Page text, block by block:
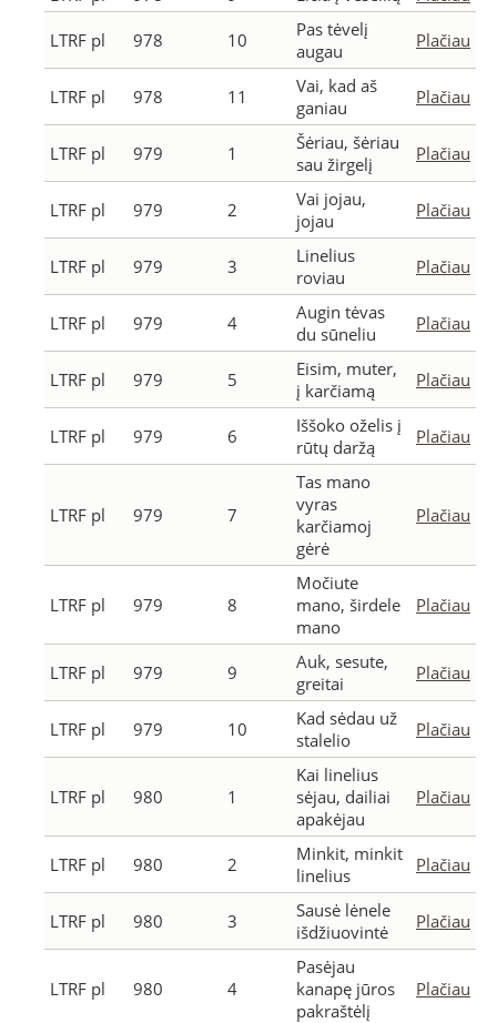
LTRF pl 978 10
Pas tėvelį
augau
Plačiau
LTRF pl 978 11
Vai, kad aš
ganiau
Plačiau
LTRF pl 979 1
Šėriau, šėriau
sau žirgelį
Plačiau
LTRF pl 979 2
Vai jojau,
jojau
Plačiau
LTRF pl 979 3
Linelius
roviau
Plačiau
LTRF pl 979 4
Augin tėvas
du sūneliu
Plačiau
LTRF pl 979 5
Eisim, muter,
į karčiamą
Plačiau
LTRF pl 979 6
Iššoko oželis į
rūtų daržą
Plačiau
LTRF pl 979 7
Tas mano
vyras
karčiamoj
gėrė
Plačiau
LTRF pl 979 8
Močiute
mano, širdele
mano
Plačiau
LTRF pl 979 9
Auk, sesute,
greitai
Plačiau
LTRF pl 979 10
Kad sėdau už
stalelio
Plačiau
LTRF pl 980 1
Kai linelius
sėjau, dailiai
apakėjau
Plačiau
LTRF pl 980 2
Minkit, minkit
linelius
Plačiau
LTRF pl 980 3
Sausė lėnele
išdžiuovintė
Plačiau
LTRF pl 980 4
Pasėjau
kanapę jūros
pakraštėlį
Plačiau